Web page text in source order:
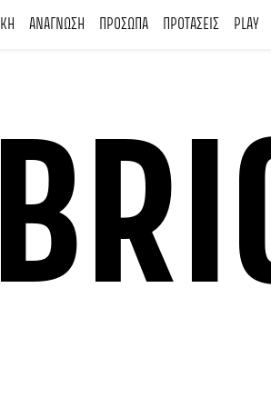
ΑΝΑΓΝΩΣΗ ΠΡΟΣΩΠΑ ΠΡΟΤΑΣΕΙΣ PLAY